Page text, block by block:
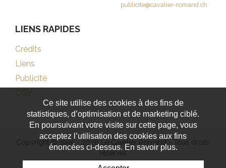
publicite@cavalier-romand.ch
LIENS RAPIDES
Crédits
Liens
Publicité
CGV
Copyright © 1999 - 2026 Le Cavalier Romand - Tous droits
réservés
Ce site utilise des cookies à des fins de
statistiques, d’optimisation et de marketing ciblé.
En poursuivant votre visite sur cette page, vous
acceptez l’utilisation des cookies aux fins
énoncées ci-dessus. En savoir plus.